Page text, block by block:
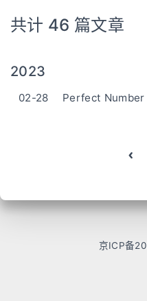
共计 46 篇文章
2023
02-28 Perfect
京ICP备